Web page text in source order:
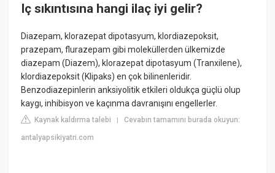
Iç sıkıntısına hangi ilaç iyi gelir?
Diazepam, klorazepat dipotasyum, klordiazepoksit,
prazepam, flurazepam gibi moleküllerden ülkemizde
diazepam (Diazem), klorazepat dipotasyum (Tranxilene),
klordiazepoksit (Klipaks) en çok bilinenleridir.
Benzodiazepinlerin anksiyolitik etkileri oldukça güçlü olup
kaygı, inhibisyon ve kaçınma davranışını engellerler.
Kaynak kaldırma talebi |Cevabın tamamını burada okuyun:
antalyapsikiyatri.com